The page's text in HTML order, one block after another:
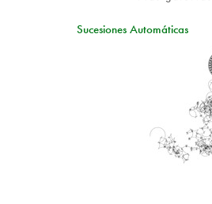
Sucesiones Automáticas